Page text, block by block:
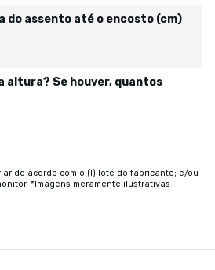
do assento até o encosto (cm)
altura? Se houver, quantos
de acordo com o (I) lote do fabricante; e/ou
*Imagens meramente ilustrativas